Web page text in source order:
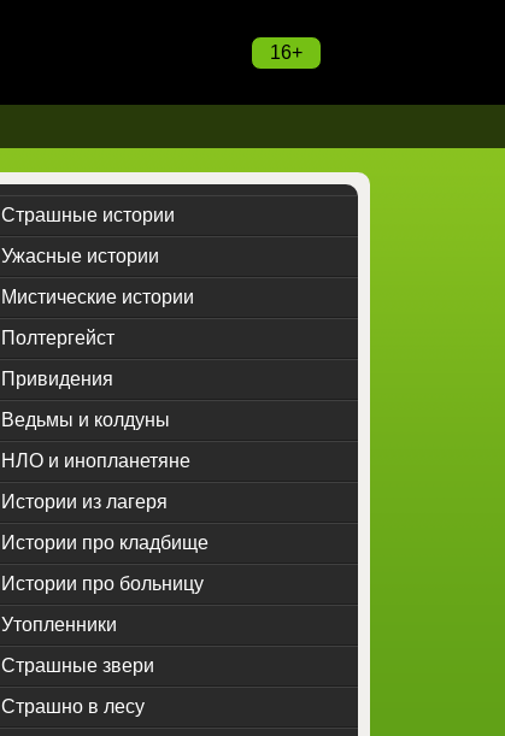
16+
Страшные истории
Ужасные истории
Мистические истории
Полтергейст
Привидения
Ведьмы и колдуны
НЛО и инопланетяне
Истории из лагеря
Истории про кладбище
Истории про больницу
Утопленники
Страшные звери
Страшно в лесу